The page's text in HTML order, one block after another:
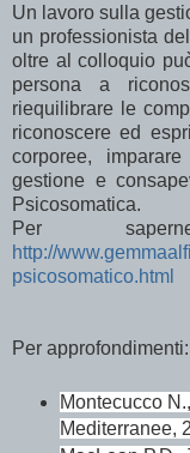
Un lavoro sulla
un professionista
oltre al colloquio
persona a
riequilibrare le
riconoscere ed
corporee,
gestione e
Psicosomatica.
Per
http://
psicosomatico.html
Per approfondimenti:
Montecucco
Mediterranee,